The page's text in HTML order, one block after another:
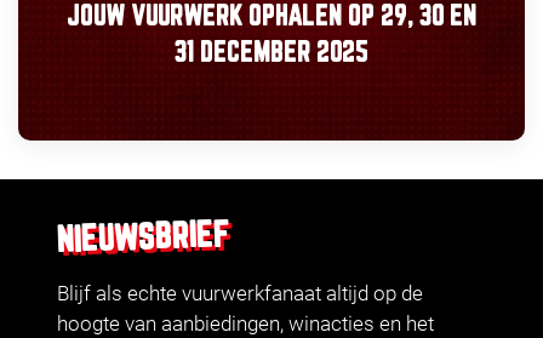
JOUW VUURWERK OPHALEN OP 29, 30 EN
31 DECEMBER 2025
NIEUWSBRIEF
Blijf als echte vuurwerkfanaat altijd op de
hoogte van aanbiedingen, winacties en het